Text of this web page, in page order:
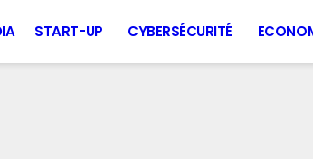
START-UP CYBERSÉCURITÉ